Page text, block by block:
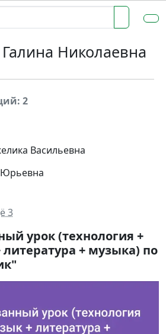
Николаевна
2
Васильевна
Юрьевна
3
урок (технология +
литература + музыка) по